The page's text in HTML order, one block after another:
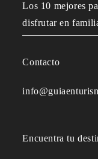
Los 10 mejores
disfrutar en
Contacto
Encuentra tu